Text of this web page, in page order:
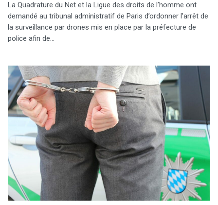
La Quadrature du Net et la Ligue des droits de l’homme ont
demandé au tribunal administratif de Paris d’ordonner l’arrêt de
la surveillance par drones mis en place par la préfecture de
police afin de…